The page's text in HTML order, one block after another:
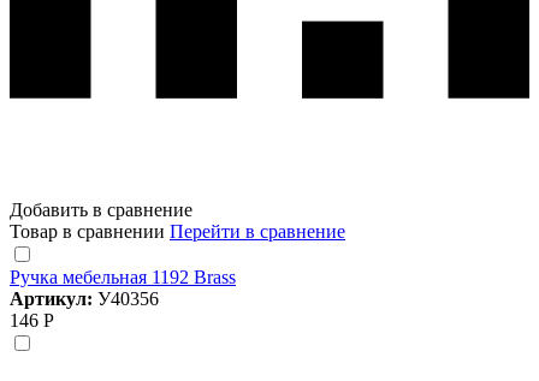
Добавить в сравнение
Товар в сравнении Перейти в сравнение
Ручка мебельная 1192 Brass
Артикул: У40356
146 Р